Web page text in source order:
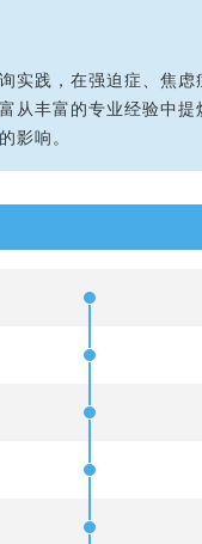
实践，在强迫症、焦
从丰富的专业经验中
影响。